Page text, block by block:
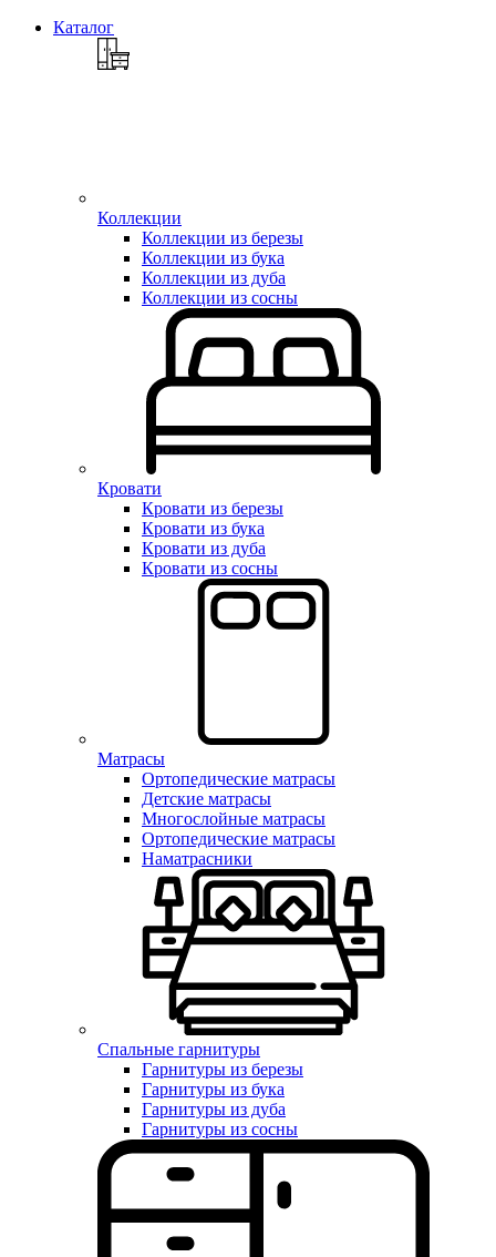
Каталог
Коллекции
Коллекции из березы
Коллекции из бука
Коллекции из дуба
Коллекции из сосны
Кровати
Кровати из березы
Кровати из бука
Кровати из дуба
Кровати из сосны
Матрасы
Ортопедические матрасы
Детские матрасы
Многослойные матрасы
Ортопедические матрасы
Наматрасники
Спальные гарнитуры
Гарнитуры из березы
Гарнитуры из бука
Гарнитуры из дуба
Гарнитуры из сосны